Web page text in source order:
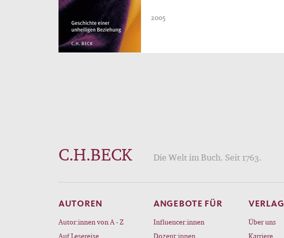
2005
C.H.BECK Die Welt im Buch. Seit 1763.
AUTOREN
Autor:innen von A - Z
Auf Lesereise
ANGEBOTE FÜR
Influencer:innen
Dozent:innen
VERLAG
Über uns
Karriere